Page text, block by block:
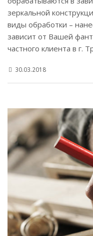
весьма
пространства в стиле
разрезается на
обрабатываются в
зеркальной
виды обработки –
зависит от Вашей
частного клиента в
30.03.2018